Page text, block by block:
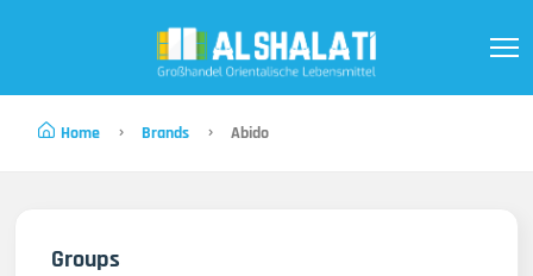
Home Brands Abido
Groups